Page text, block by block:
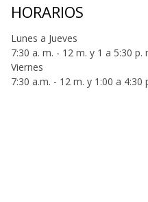
HORARIOS
Lunes a Jueves
7:30 a. m. - 12 m. y 1 a 5:30 p.
Viernes
7:30 a.m. - 12 m. y 1:00 a 4:30